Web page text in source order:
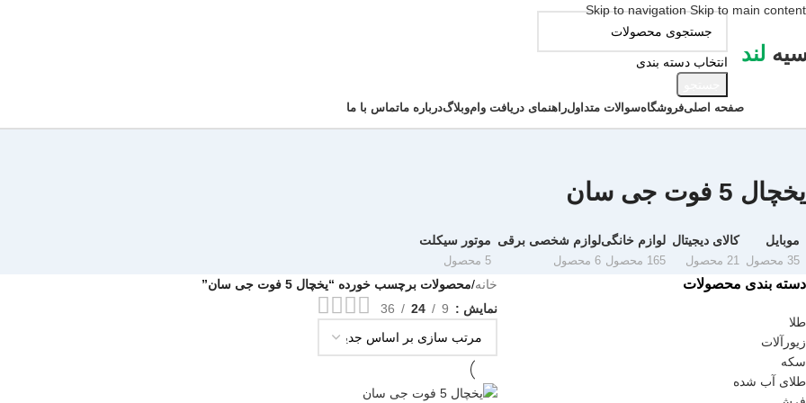
Skip to navigationSkip to main content
لند
انتخاب دسته بندی
صفحه اصلیفروشگاهسوالات متداولراهنمای دریافت واموبلاگدرباره ماتماس با ما
یخچال 5 فوت جی سان
موبایل
35 محصول
کالای دیجیتال
21 محصول
لوازم خانگی
165 محصول
لوازم شخصی برقی
6 محصول
موتور سیکلت
5 محصول
دسته بندی محصولات
طلا
زیورآلات
سکه
طلای آب شده
خانه/محصولات برچسب خورده “یخچال 5 فوت جی سان”
نمایش
9
24
36